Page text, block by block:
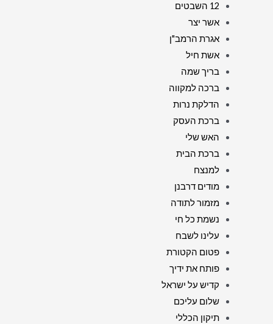
12 השבטים
אשר יצר
אגרת הרמב"ן
אשת חיל
בריך שמה
ברכה למקווה
הדלקת נרות
ברכת העסק
האש שלי
ברכת הבית
למנצח
מודים דרבנן
מזמור לתודה
נשמת כל חי
עלינו לשבח
פטום הקטורת
פותח את ידיך
קדיש על ישראל
שלום עליכם
תיקון הכללי